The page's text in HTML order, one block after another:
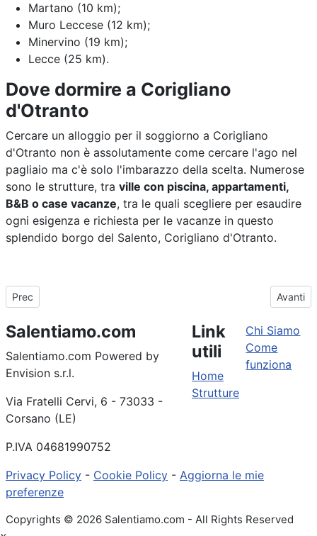
Martano (10 km);
Muro Leccese (12 km);
Minervino (19 km);
Lecce (25 km).
Dove dormire a Corigliano
d'Otranto
Cercare un alloggio per il soggiorno a Corigliano
d'Otranto non è assolutamente come cercare l'ago nel
pagliaio ma c'è solo l'imbarazzo della scelta. Numerose
sono le strutture, tra ville con piscina, appartamenti,
B&B o case vacanze, tra le quali scegliere per esaudire
ogni esigenza e richiesta per le vacanze in questo
splendido borgo del Salento, Corigliano d'Otranto.
Articolo precedente: Maldive del Salento: dove si trovano, i lidi, le
Prec Articolo
Avanti
Salentiamo.com
Salentiamo.com Powered by
Envision s.r.l.
Via Fratelli Cervi, 6 - 73033 -
Corsano (LE)
P.IVA 04681990752
Link
utili
Home
Strutture
Chi Siamo
Come
funziona
Privacy Policy - Cookie Policy - Aggiorna le mie
preferenze
Copyrights © 2026 Salentiamo.com - All Rights Reserved